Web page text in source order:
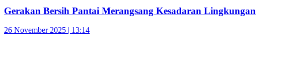
Gerakan Bersih Pantai Merangsang Kesadaran Lingkungan
26 November 2025 | 13:14